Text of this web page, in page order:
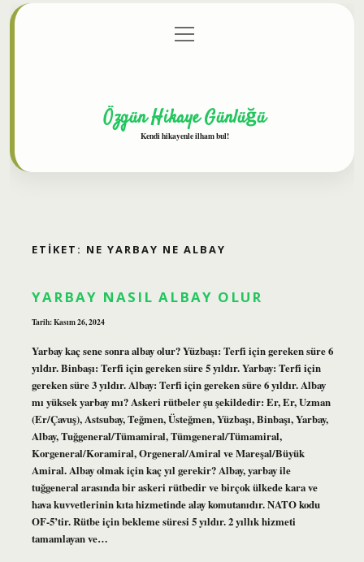
Gizlilik Politikası
menüyü
aç
Özgün Hikaye Günlüğü
Kendi hikayenle ilham bul!
ETIKET: NE YARBAY NE ALBAY
YARBAY NASIL ALBAY OLUR
Tarih: Kasım 26, 2024
Yarbay kaç sene sonra albay olur? Yüzbaşı: Terfi için gereken süre 6
yıldır. Binbaşı: Terfi için gereken süre 5 yıldır. Yarbay: Terfi için
gereken süre 3 yıldır. Albay: Terfi için gereken süre 6 yıldır. Albay
mı yüksek yarbay mı? Askeri rütbeler şu şekildedir: Er, Er, Uzman
(Er/Çavuş), Astsubay, Teğmen, Üsteğmen, Yüzbaşı, Binbaşı, Yarbay,
Albay, Tuğgeneral/Tümamiral, Tümgeneral/Tümamiral,
Korgeneral/Koramiral, Orgeneral/Amiral ve Mareşal/Büyük
Amiral. Albay olmak için kaç yıl gerekir? Albay, yarbay ile
tuğgeneral arasında bir askeri rütbedir ve birçok ülkede kara ve
hava kuvvetlerinin kıta hizmetinde alay komutanıdır. NATO kodu
OF-5’tir. Rütbe için bekleme süresi 5 yıldır. 2 yıllık hizmeti
tamamlayan ve…